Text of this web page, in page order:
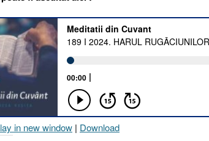
in new window | Download